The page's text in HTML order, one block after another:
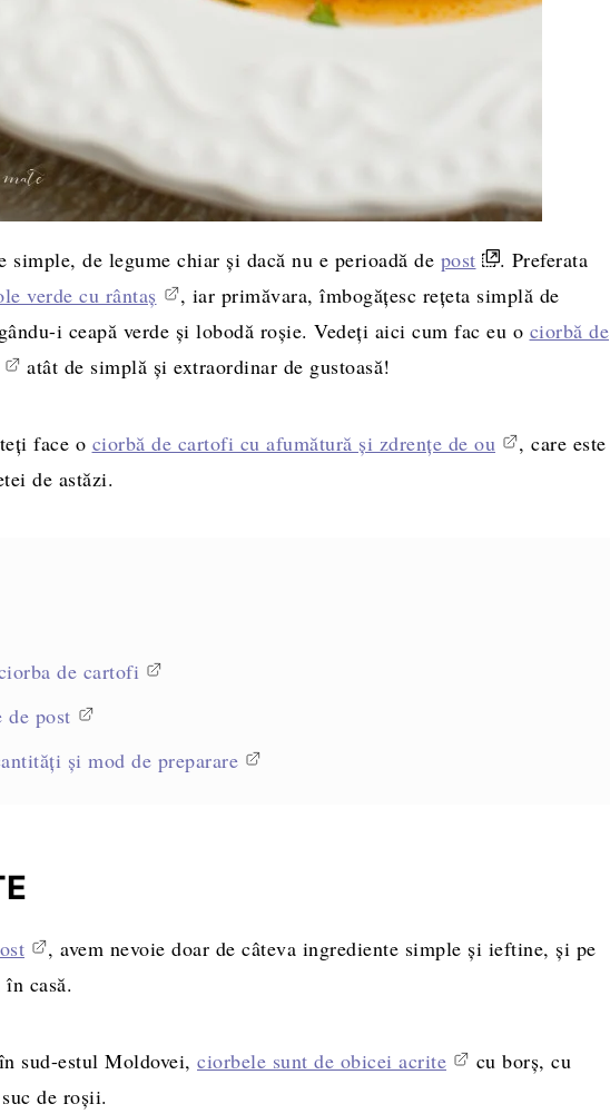
simple, de legume chiar și dacă nu e perioadă de post
. Preferata
verde cu rântaș
, iar primăvara, îmbogățesc rețeta simplă de
i ceapă verde și lobodă roșie. Vedeți aici cum fac eu o ciorbă de
atât de simplă și extraordinar de gustoasă!
face o ciorbă de cartofi cu afumătură și zdrențe de ou
, care este
de astăzi.
de cartofi
de post
și mod de preparare
, avem nevoie doar de câteva ingrediente simple și ieftine, și pe
casă.
sud-estul Moldovei, ciorbele sunt de obicei acrite
cu borș, cu
de roșii.